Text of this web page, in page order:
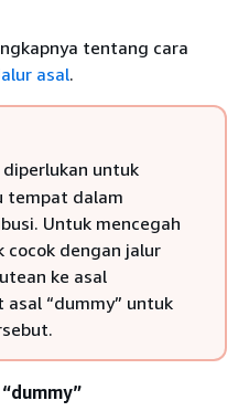
tentang cara
asal.
diperlukan untuk
tempat dalam
Untuk mencegah
dengan jalur
ke asal
asal “dummy” untuk